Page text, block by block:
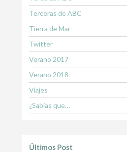
Terceras de ABC
Tierra de Mar
Twitter
Verano 2017
Verano 2018
Viajes
¿Sabías que…
Últimos Post